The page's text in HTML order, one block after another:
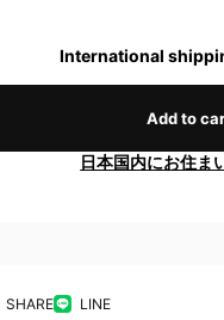
International
Add to
日本国内にお住ま
SHARE LINE